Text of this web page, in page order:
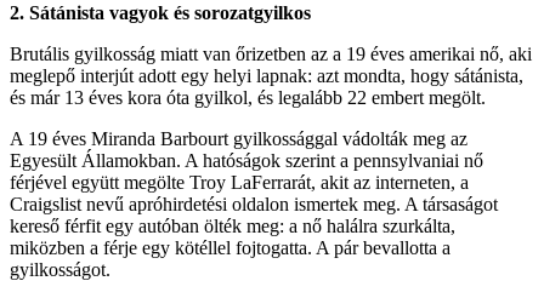
2. Sátánista vagyok és sorozatgyilkos
Brutális gyilkosság miatt van őrizetben az a 19 éves amerikai nő, aki
meglepő interjút adott egy helyi lapnak: azt mondta, hogy sátánista,
és már 13 éves kora óta gyilkol, és legalább 22 embert megölt.
A 19 éves Miranda Barbourt gyilkossággal vádolták meg az
Egyesült Államokban. A hatóságok szerint a pennsylvaniai nő
férjével együtt megölte Troy LaFerrarát, akit az interneten, a
Craigslist nevű apróhirdetési oldalon ismertek meg. A társaságot
kereső férfit egy autóban ölték meg: a nő halálra szurkálta,
miközben a férje egy kötéllel fojtogatta. A pár bevallotta a
gyilkosságot.